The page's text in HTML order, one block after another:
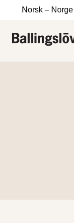
Norsk – Norge